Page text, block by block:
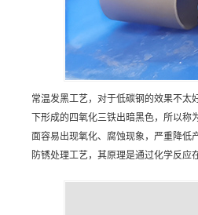
常温发黑工艺，对于低碳钢的效果不太好
下形成的四氧化三铁出暗黑色，所以称
面容易出现氧化、腐蚀现象，严重降低
防锈处理工艺，其原理是通过化学反应